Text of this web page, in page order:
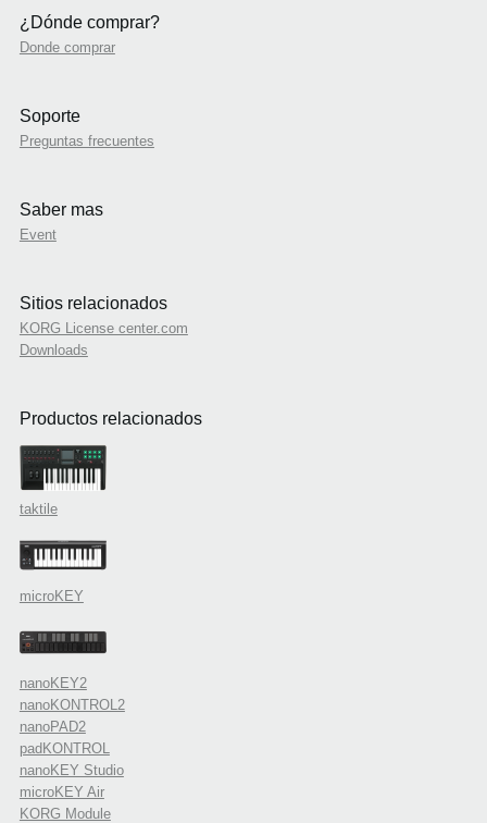
¿Dónde comprar?
Donde comprar
Soporte
Preguntas frecuentes
Saber mas
Event
Sitios relacionados
KORG License center.com
Downloads
Productos relacionados
taktile
microKEY
nanoKEY2
nanoKONTROL2
nanoPAD2
padKONTROL
nanoKEY Studio
microKEY Air
KORG Module